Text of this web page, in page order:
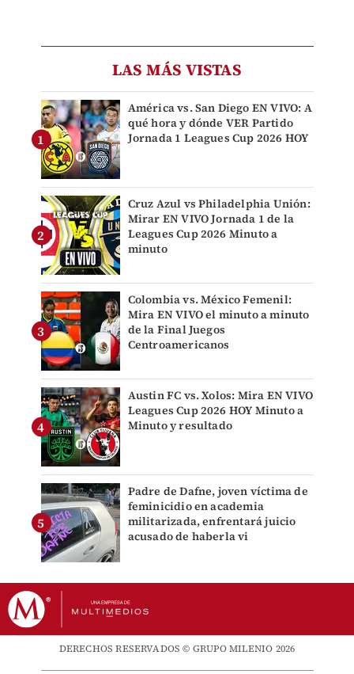
LAS MÁS VISTAS
América vs. San Diego EN VIVO: A
qué hora y dónde VER Partido
Jornada 1 Leagues Cup 2026 HOY
Cruz Azul vs Philadelphia Unión:
Mirar EN VIVO Jornada 1 de la
Leagues Cup 2026 Minuto a
minuto
Colombia vs. México Femenil:
Mira EN VIVO el minuto a minuto
de la Final Juegos
Centroamericanos
Austin FC vs. Xolos: Mira EN VIVO
Leagues Cup 2026 HOY Minuto a
Minuto y resultado
Padre de Dafne, joven víctima de
feminicidio en academia
militarizada, enfrentará juicio
acusado de haberla vi
DERECHOS RESERVADOS © GRUPO MILENIO 2026